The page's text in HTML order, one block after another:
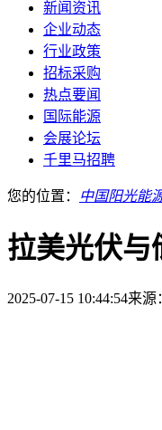
新闻资讯
企业动态
行业政策
招标采购
热点要闻
国际能源
会展论坛
千里马招聘
您的位置： 中国阳光能
拉美光伏与
2025-07-15 10:44:54来源